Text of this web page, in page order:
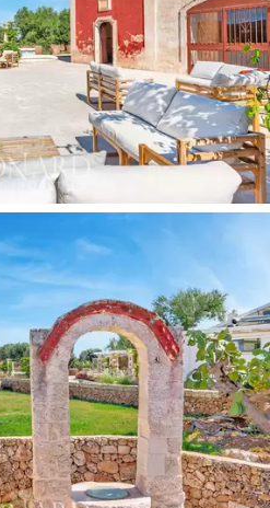
kategorii „komfort”, z
jest w przestrzeni
dla menadżerów, z
o kącik
oddzielne wejście i taras
a jeszcze inny
Pokój Deluxe z
panoramiczny widok na
i wyposażony jest w
się w dawnej kuchni
kominkiem pośrodku pokoju
z widokiem na
Wreszcie, istnieją dwa
balkonem, każdy z
ogród lub starożytny dom